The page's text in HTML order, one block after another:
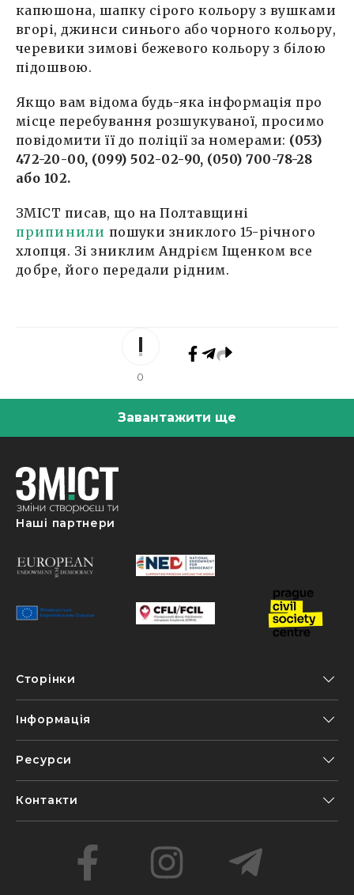
капюшона, шапку сірого кольору з вушками
вгорі, джинси синього або чорного кольору,
черевики зимові бежевого кольору з білою
підошвою.
Якщо вам відома будь-яка інформація про
місце перебування розшукуваної, просимо
повідомити її до поліції за номерами: (053)
472-20-00, (099) 502-02-90, (050) 700-78-28
або 102.
ЗМІСТ писав, що на Полтавщині
припинили пошуки зниклого 15-річного
хлопця. Зі зниклим Андрієм Іщенком все
добре, його передали рідним.
0
Завантажити ще
Наші партнери
Сторінки
Інформація
Ресурси
Контакти